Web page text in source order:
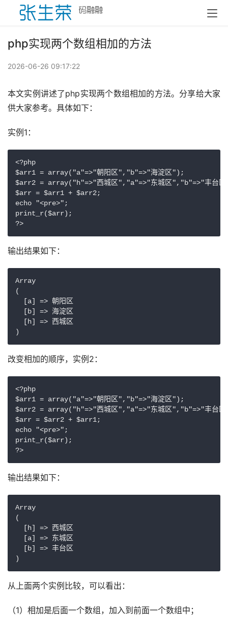
php实现两个数组相加的方法
2026-06-26 09:17:22
本文实例讲述了php实现两个数组相加的方法。分享给大家
供大家参考。具体如下：
实例1：
<?php
$arr1 = array("a"=>"朝阳区","b"=>"海淀区");
$arr2 = array("h"=>"西城区","a"=>"东城区","b"=>"丰台
$arr = $arr1 + $arr2;
echo "<pre>";
print_r($arr);
?>
输出结果如下：
Array
(
  [a] => 朝阳区
  [b] => 海淀区
  [h] => 西城区
)
改变相加的顺序，实例2：
<?php
$arr1 = array("a"=>"朝阳区","b"=>"海淀区");
$arr2 = array("h"=>"西城区","a"=>"东城区","b"=>"丰台
$arr = $arr2 + $arr1;
echo "<pre>";
print_r($arr);
?>
输出结果如下：
Array
(
  [h] => 西城区
  [a] => 东城区
  [b] => 丰台区
)
从上面两个实例比较，可以看出：
（1）相加是后面一个数组，加入到前面一个数组中；